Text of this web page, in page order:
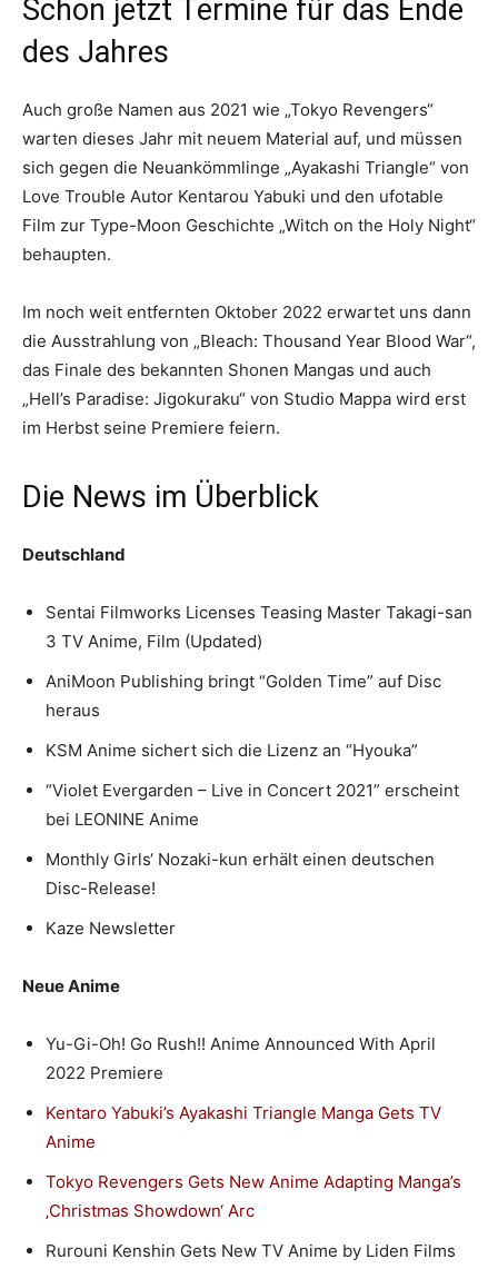
Schon jetzt Termine für das Ende
des Jahres
Auch große Namen aus 2021 wie „Tokyo Revengers“
warten dieses Jahr mit neuem Material auf, und müssen
sich gegen die Neuankömmlinge „Ayakashi Triangle“ von
Love Trouble Autor Kentarou Yabuki und den ufotable
Film zur Type-Moon Geschichte „Witch on the Holy Night“
behaupten.
Im noch weit entfernten Oktober 2022 erwartet uns dann
die Ausstrahlung von „Bleach: Thousand Year Blood War“,
das Finale des bekannten Shonen Mangas und auch
„Hell’s Paradise: Jigokuraku“ von Studio Mappa wird erst
im Herbst seine Premiere feiern.
Die News im Überblick
Deutschland
Sentai Filmworks Licenses Teasing Master Takagi-san
3 TV Anime, Film (Updated)
AniMoon Publishing bringt “Golden Time” auf Disc
heraus
KSM Anime sichert sich die Lizenz an “Hyouka”
“Violet Evergarden – Live in Concert 2021” erscheint
bei LEONINE Anime
Monthly Girls‘ Nozaki-kun erhält einen deutschen
Disc-Release!
Kaze Newsletter
Neue Anime
Yu-Gi-Oh! Go Rush!! Anime Announced With April
2022 Premiere
Kentaro Yabuki’s Ayakashi Triangle Manga Gets TV
Anime
Tokyo Revengers Gets New Anime Adapting Manga’s
‚Christmas Showdown‘ Arc
Rurouni Kenshin Gets New TV Anime by Liden Films